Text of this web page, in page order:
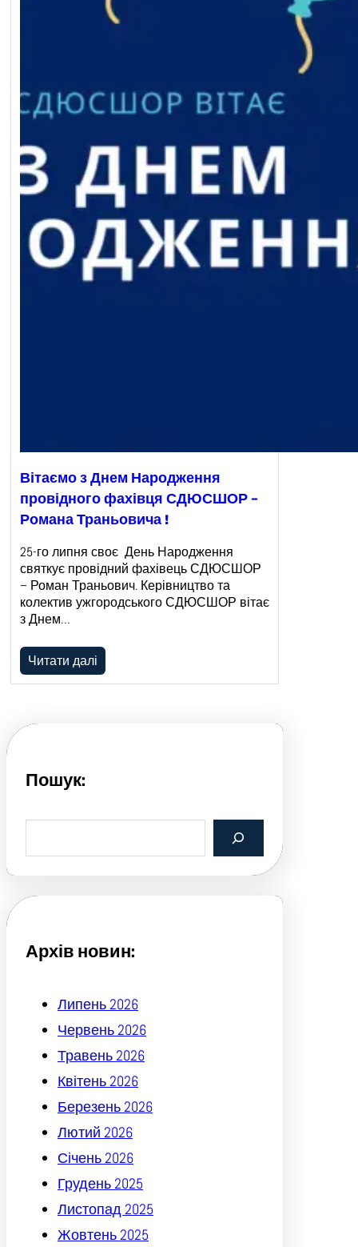
Вітаємо з Днем Народження
провідного фахівця СДЮСШОР –
Романа Траньовича !
25-го липня своє День Народження
святкує провідний фахівець СДЮСШОР
– Роман Траньович. Керівництво та
колектив ужгородського СДЮСШОР вітає
з Днем…
Читати далі
Пошук:
a
c
Архів новин:
Липень 2026
Червень 2026
Травень 2026
Квітень 2026
Березень 2026
Лютий 2026
Січень 2026
Грудень 2025
Листопад 2025
Жовтень 2025